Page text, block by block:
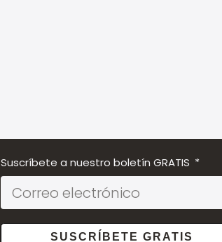
Suscríbete a nuestro boletín GRATIS
SUSCRÍBETE GRATIS